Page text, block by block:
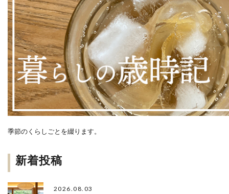
季節のくらしごとを綴ります。
新着投稿
2026.08.03